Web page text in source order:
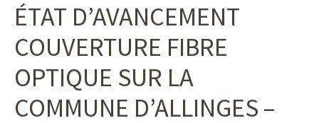
ÉTAT D’AVANCEMENT
COUVERTURE FIBRE
OPTIQUE SUR LA
COMMUNE D’ALLINGES –